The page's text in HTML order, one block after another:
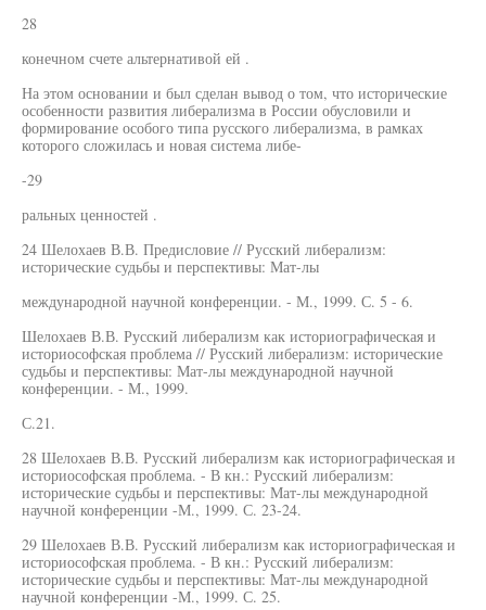
28
конечном счете альтернативой ей .
На этом основании и был сделан вывод о том, что исторические
особенности развития либерализма в России обусловили и
формирование особого типа русского либерализма, в рамках
которого сложилась и новая система либе-
-29
ральных ценностей .
24 Шелохаев В.В. Предисловие // Русский либерализм:
исторические судьбы и перспективы: Мат-лы
международной научной конференции. - М., 1999. С. 5 - 6.
Шелохаев В.В. Русский либерализм как историографическая и
историософская проблема // Русский либерализм: исторические
судьбы и перспективы: Мат-лы международной научной
конференции. - М., 1999.
С.21.
28 Шелохаев В.В. Русский либерализм как историографическая и
историософская проблема. - В кн.: Русский либерализм:
исторические судьбы и перспективы: Мат-лы международной
научной конференции -М., 1999. С. 23-24.
29 Шелохаев В.В. Русский либерализм как историографическая и
историософская проблема. - В кн.: Русский либерализм:
исторические судьбы и перспективы: Мат-лы международной
научной конференции -М., 1999. С. 25.